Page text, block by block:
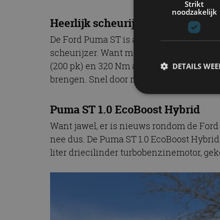
Heerlijk scheurijzer, zo’n Ford
De Ford Puma ST is al vaker te gast
scheurijzer. Want met de aandrijflijn
(200 pk) en 320 Nm aan koppel en dan
brengen. Snel door naar de Ford Puma
Puma ST 1.0 EcoBoost Hybrid
Want jawel, er is nieuws rondom de
nee dus. De Puma ST 1.0 EcoBoost
liter driecilinder turbobenzinemotor,
Strikt
noodzakelijk
DETAILS
accountbeheer. De
cf_clearance